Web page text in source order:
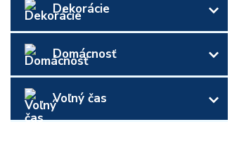
Dekorácie
Domácnosť
Voľný čas